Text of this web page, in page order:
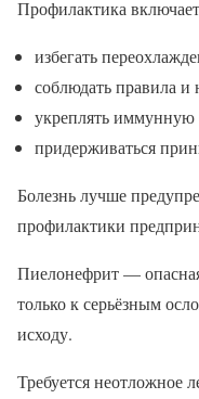
Профилактика
избегать
соблюдать правила
укреплять иммунную
придерживаться
Болезнь лучше
профилактики
Пиелонефрит —
только к серьёзным
исходу.
Требуется неотложное